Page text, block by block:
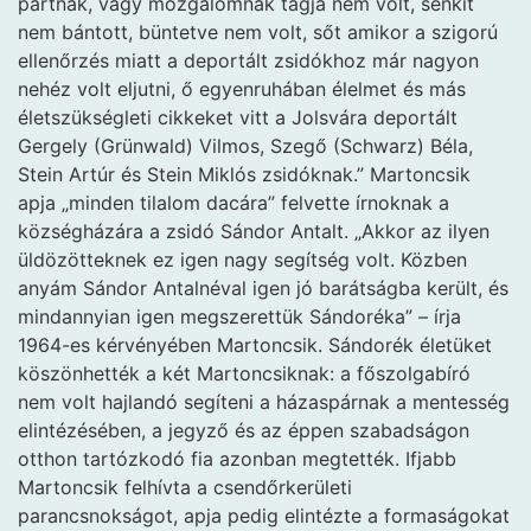
nem bántott, büntetve nem volt, sőt amikor a szigorú
ellenőrzés miatt a deportált zsidókhoz már nagyon
nehéz volt eljutni, ő egyenruhában élelmet és más
életszükségleti cikkeket vitt a Jolsvára deportált
Gergely (Grünwald) Vilmos, Szegő (Schwarz) Béla,
Stein Artúr és Stein Miklós zsidóknak.” Martoncsik
apja „minden tilalom dacára” felvette írnoknak a
községházára a zsidó Sándor Antalt. „Akkor az ilyen
üldözötteknek ez igen nagy segítség volt. Közben
anyám Sándor Antalnéval igen jó barátságba került, és
mindannyian igen megszerettük Sándoréka” – írja
1964-es kérvényében Martoncsik. Sándorék életüket
köszönhették a két Martoncsiknak: a főszolgabíró
nem volt hajlandó segíteni a házaspárnak a mentesség
elintézésében, a jegyző és az éppen szabadságon
otthon tartózkodó fia azonban megtették. Ifjabb
Martoncsik felhívta a csendőrkerületi
parancsnokságot, apja pedig elintézte a formaságokat